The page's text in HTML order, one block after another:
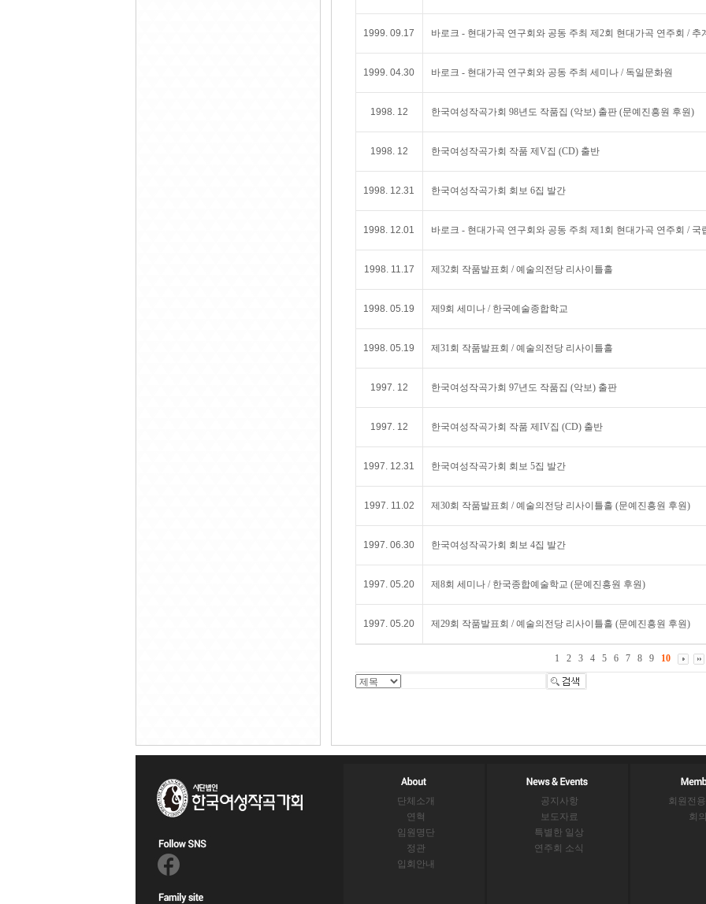
1999. 09.17 바로크 - 현대가곡 연구회와 공동 주최 제2회 현대가곡 연주회 / 추
1999. 04.30 바로크 - 현대가곡 연구회와 공동 주최 세미나 / 독일문화원
1998. 12 한국여성작곡가회 98년도 작품집 (악보) 출판 (문예진흥원 후원)
1998. 12 한국여성작곡가회 작품 제V집 (CD) 출반
1998. 12.31 한국여성작곡가회 회보 6집 발간
1998. 12.01 바로크 - 현대가곡 연구회와 공동 주최 제1회 현대가곡 연주회 / 국
1998. 11.17 제32회 작품발표회 / 예술의전당 리사이틀홀
1998. 05.19 제9회 세미나 / 한국예술종합학교
1998. 05.19 제31회 작품발표회 / 예술의전당 리사이틀홀
1997. 12 한국여성작곡가회 97년도 작품집 (악보) 출판
1997. 12 한국여성작곡가회 작품 제IV집 (CD) 출반
1997. 12.31 한국여성작곡가회 회보 5집 발간
1997. 11.02 제30회 작품발표회 / 예술의전당 리사이틀홀 (문예진흥원 후원)
1997. 06.30 한국여성작곡가회 회보 4집 발간
1997. 05.20 제8회 세미나 / 한국종합예술학교 (문예진흥원 후원)
1997. 05.20 제29회 작품발표회 / 예술의전당 리사이틀홀 (문예진흥원 후원)
1 2 3 4 5 6 7 8 9 10
단체소개
연혁
임원명단
정관
입회안내
공지사항
보도자료
특별한 일상
연주회 소식
회원전
회